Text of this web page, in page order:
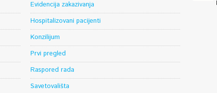
Evidencija zakazivanja
Hospitalizovani pacijenti
Konzilijum
Prvi pregled
Raspored rada
Savetovališta